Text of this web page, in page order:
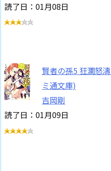
読了日：01月08日
賢者の孫5 狂瀾怒
ミ通文庫)
吉岡剛
読了日：01月09日